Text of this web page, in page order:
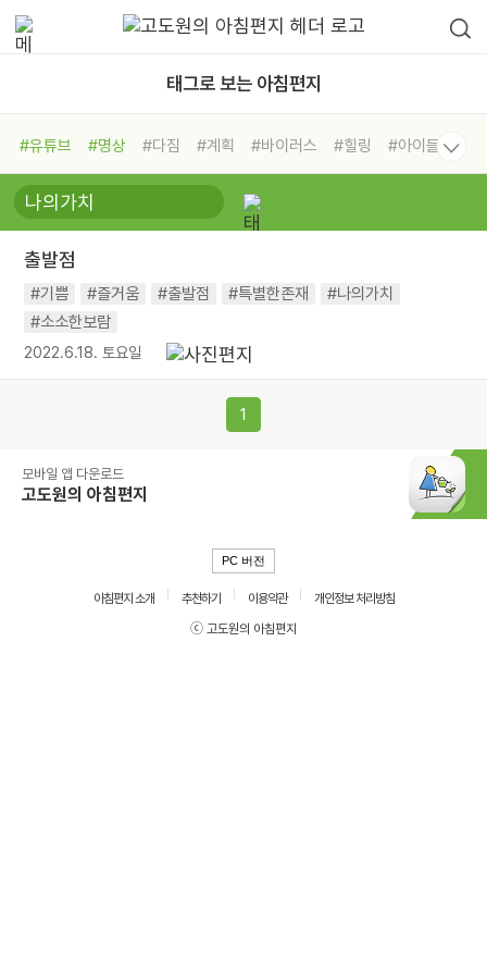
태그로 보는 아침편지
#유튜브 #명상 #다짐 #계획 #바이러스 #힐링
#아이들
#비전캠프
#독서캠프 #삶
#희망
#나눔 #친구 #링컨학교
#독서
#건강
출발점
#기쁨 #즐거움 #출발점 #특별한존재
#나의가치
#소소한보람
2022.6.18. 토요일
1
모바일 앱 다운로드
고도원의 아침편지
PC 버전
아침편지 소개 추천하기 이용약관
개인정보 처리방침
ⓒ 고도원의 아침편지